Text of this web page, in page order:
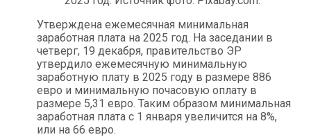
Утверждена ежемесячная минимальная
заработная плата на 2025 год. На заседании в
четверг, 19 декабря, правительство ЭР
утвердило ежемесячную минимальную
заработную плату в 2025 году в размере 886
евро и минимальную почасовую оплату в
размере 5,31 евро. Таким образом минимальная
заработная плата с 1 января увеличится на 8%,
или на 66 евро.